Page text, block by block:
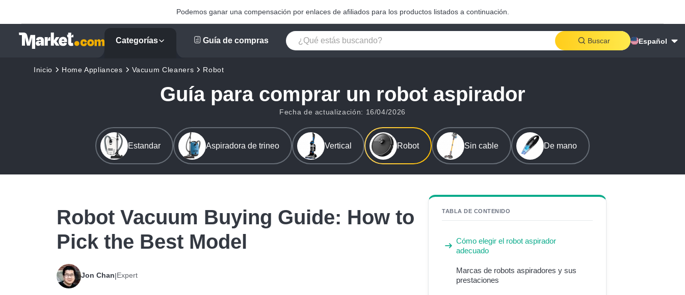
Podemos ganar una compensación por enlaces de afiliados para los productos listados a continuación.
Categorías Guía de compras Buscar Español
Inicio Home Appliances Vacuum Cleaners Robot
Guía para comprar un robot aspirador
Fecha de actualización: 16/04/2026
Estandar Aspiradora de trineo Vertical Robot Sin cable De mano
Robot Vacuum Buying Guide: How to
Pick the Best Model
Jon Chan|Expert
TABLA DE CONTENIDO
Cómo elegir el robot aspirador
adecuado
Marcas de robots aspiradores y sus
prestaciones